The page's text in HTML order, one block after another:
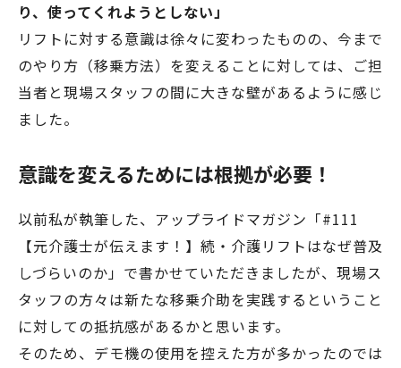
り、使ってくれようとしない」
リフトに対する意識は徐々に変わったものの、今まで
のやり方（移乗方法）を変えることに対しては、ご担
当者と現場スタッフの間に大きな壁があるように感じ
ました。
意識を変えるためには根拠が必要！
以前私が執筆した、アップライドマガジン「#111
【元介護士が伝えます！】続・介護リフトはなぜ普及
しづらいのか」で書かせていただきましたが、現場ス
タッフの方々は新たな移乗介助を実践するということ
に対しての抵抗感があるかと思います。
そのため、デモ機の使用を控えた方が多かったのでは